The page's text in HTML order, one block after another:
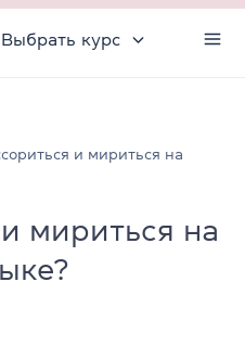
Выбрать курс
и мириться на
мириться на